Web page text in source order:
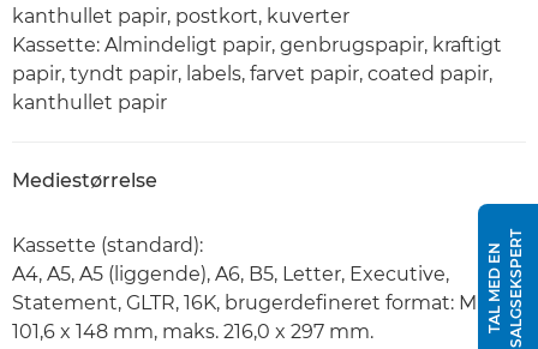
kanthullet papir, postkort, kuverter
Kassette: Almindeligt papir, genbrugspapir, kraftigt
papir, tyndt papir, labels, farvet papir, coated papir,
kanthullet papir
Mediestørrelse
Kassette (standard):
A4, A5, A5 (liggende), A6, B5, Letter, Executive,
Statement, GLTR, 16K, brugerdefineret format: Min.
101,6 x 148 mm, maks. 216,0 x 297 mm.
T
A
L
M
E
D
E
N
S
A
L
G
S
E
K
S
P
E
RT